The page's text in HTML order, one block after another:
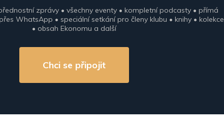
zprávy • všechny eventy • kompletní podcasty • přímá
WhatsApp • speciální setkání pro členy klubu • knihy • kolekce
• obsah Ekonomu a další
Chci se připojit